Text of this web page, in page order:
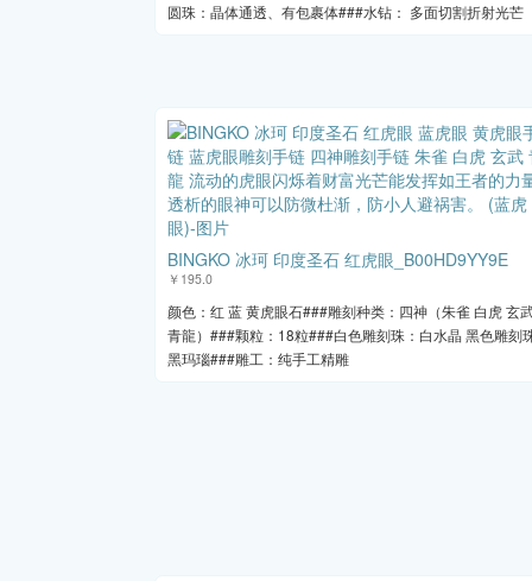
圆珠：晶体通透、有包裹体###水钻： 多面切割折射光芒
BINGKO 冰珂 印度圣石 红虎眼_B00HD9YY9E
￥195.0
颜色：红 蓝 黄虎眼石###雕刻种类：四神（朱雀 白虎 玄
青龍）###颗粒：18粒###白色雕刻珠：白水晶 黑色雕刻
黑玛瑙###雕工：纯手工精雕